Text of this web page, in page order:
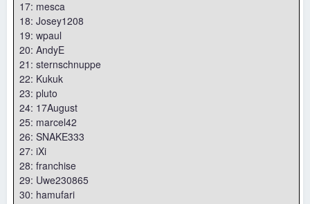
17: mesca
18: Josey1208
19: wpaul
20: AndyE
21: sternschnuppe
22: Kukuk
23: pluto
24: 17August
25: marcel42
26: SNAKE333
27: iXi
28: franchise
29: Uwe230865
30: hamufari